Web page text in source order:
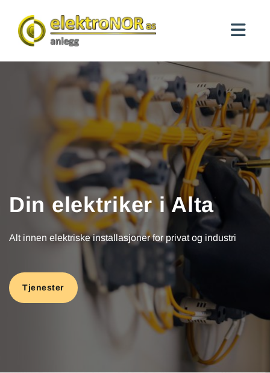
Din elektriker i Alta
Alt innen elektriske installasjoner for privat og industri
Tjenester